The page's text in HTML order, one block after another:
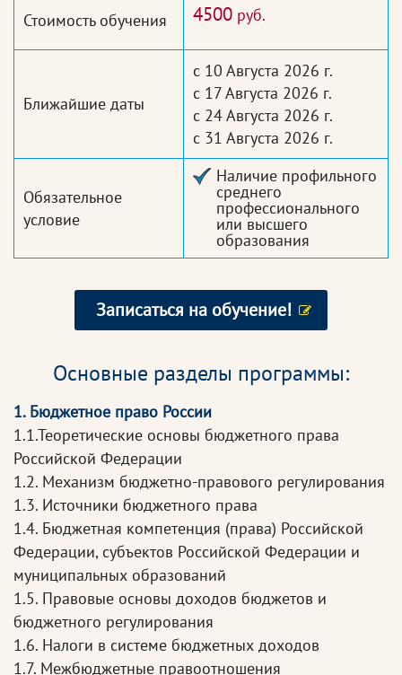
Стоимость обучения 4500 руб.
Ближайшие даты
с 10 Августа 2026 г.
с 17 Августа 2026 г.
с 24 Августа 2026 г.
с 31 Августа 2026 г.
Обязательное
условие
Наличие профильного
среднего
профессионального
или высшего
образования
Записаться на обучение!
Основные разделы программы:
1. Бюджетное право России
1.1.Теоретические основы бюджетного права
Российской Федерации
1.2. Механизм бюджетно-правового регулирования
1.3. Источники бюджетного права
1.4. Бюджетная компетенция (права) Российской
Федерации, субъектов Российской Федерации и
муниципальных образований
1.5. Правовые основы доходов бюджетов и
бюджетного регулирования
1.6. Налоги в системе бюджетных доходов
1.7. Межбюджетные правоотношения